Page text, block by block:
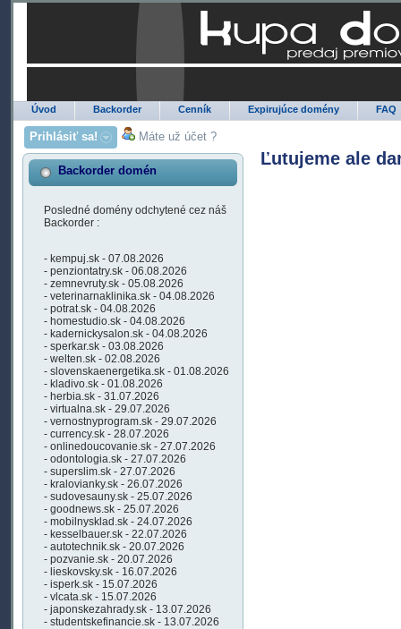
Úvod Backorder Cenník Expirujúce domény FAQ
Prihlásiť sa! Máte už účet ?
Backorder domén
Posledné domény odchytené cez náš
Backorder :
- kempuj.sk - 07.08.2026
- penziontatry.sk - 06.08.2026
- zemnevruty.sk - 05.08.2026
- veterinarnaklinika.sk - 04.08.2026
- potrat.sk - 04.08.2026
- homestudio.sk - 04.08.2026
- kadernickysalon.sk - 04.08.2026
- sperkar.sk - 03.08.2026
- welten.sk - 02.08.2026
- slovenskaenergetika.sk - 01.08.2026
- kladivo.sk - 01.08.2026
- herbia.sk - 31.07.2026
- virtualna.sk - 29.07.2026
- vernostnyprogram.sk - 29.07.2026
- currency.sk - 28.07.2026
- onlinedoucovanie.sk - 27.07.2026
- odontologia.sk - 27.07.2026
- superslim.sk - 27.07.2026
- kralovianky.sk - 26.07.2026
- sudovesauny.sk - 25.07.2026
- goodnews.sk - 25.07.2026
- mobilnysklad.sk - 24.07.2026
- kesselbauer.sk - 22.07.2026
- autotechnik.sk - 20.07.2026
- pozvanie.sk - 20.07.2026
- lieskovsky.sk - 16.07.2026
- isperk.sk - 15.07.2026
- vlcata.sk - 15.07.2026
- japonskezahrady.sk - 13.07.2026
- studentskefinancie.sk - 13.07.2026
Ľutujeme ale